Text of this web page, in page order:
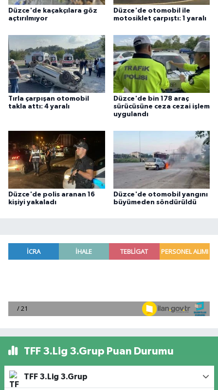
Düzce'de kaçakçılara göz
açtırılmıyor
Düzce'de otomobil ile
motosiklet çarpıştı: 1 yaralı
Tırla çarpışan otomobil
takla attı: 4 yaralı
Düzce'de bin 178 araç
sürücüsüne ceza cezai işlem
uygulandı
Düzce'de polis aranan 16
kişiyi yakaladı
Düzce'de otomobil yangını
büyümeden söndürüldü
TFF 3.Lig 3.Grup Puan Durumu
TFF 3.Lig 3.Grup